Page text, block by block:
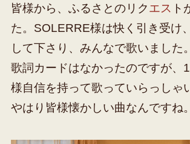
皆様から、ふるさとのリクエス ト
た。SOLERRE様は快く引き受け
して下さり、みんなで歌いました。
歌詞カードはなかったのですが、
様自信を持って歌っていらっしゃ
やはり皆様懐かしい曲なんですね。